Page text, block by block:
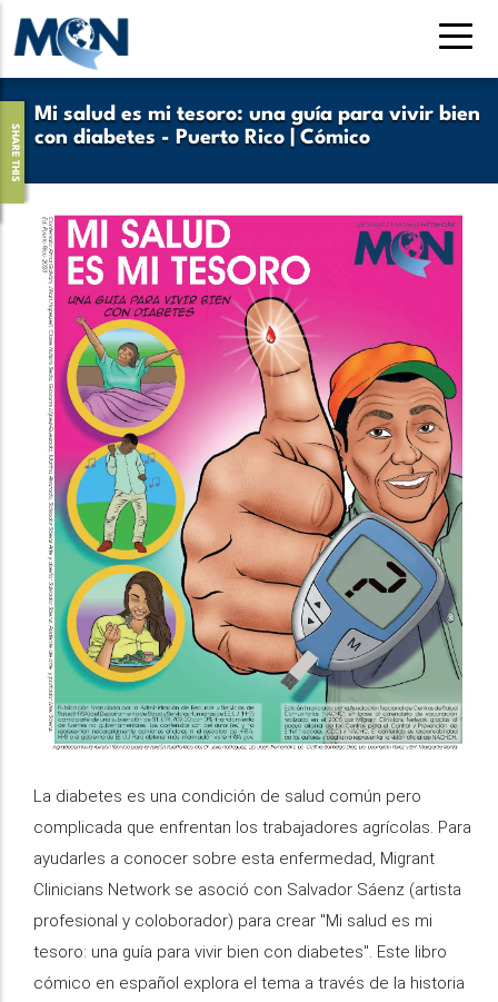
Pasar
contenido
principalMi salud es mi tesoro: una guía para vivir bien
con diabetes - Puerto Rico | Cómico
SHARE THIS
La diabetes es una condición de salud común pero
complicada que enfrentan los trabajadores agrícolas. Para
ayudarles a conocer sobre esta enfermedad, Migrant
Clinicians Network se asoció con Salvador Sáenz (artista
profesional y coloborador) para crear "Mi salud es mi
tesoro: una guía para vivir bien con diabetes". Este libro
cómico en español explora el tema a través de la historia